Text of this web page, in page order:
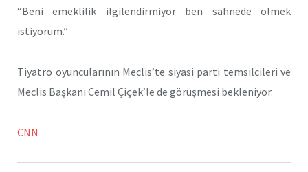
“Beni emeklilik ilgilendirmiyor ben sahnede ölmek
istiyorum.”
Tiyatro oyuncularının Meclis’te siyasi parti temsilcileri ve
Meclis Başkanı Cemil Çiçek’le de görüşmesi bekleniyor.
CNN